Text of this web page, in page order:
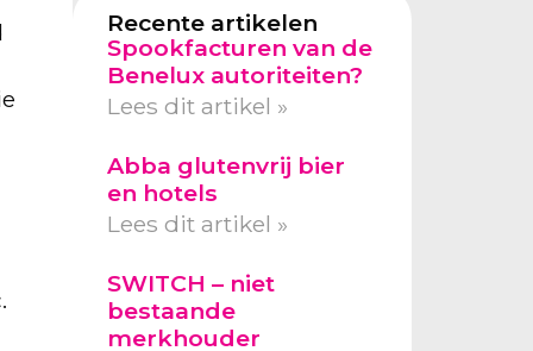
Recente artikelen
Spookfacturen van de
Benelux autoriteiten?
Lees dit artikel »
Abba glutenvrij bier
en hotels
Lees dit artikel »
SWITCH – niet
bestaande
merkhouder